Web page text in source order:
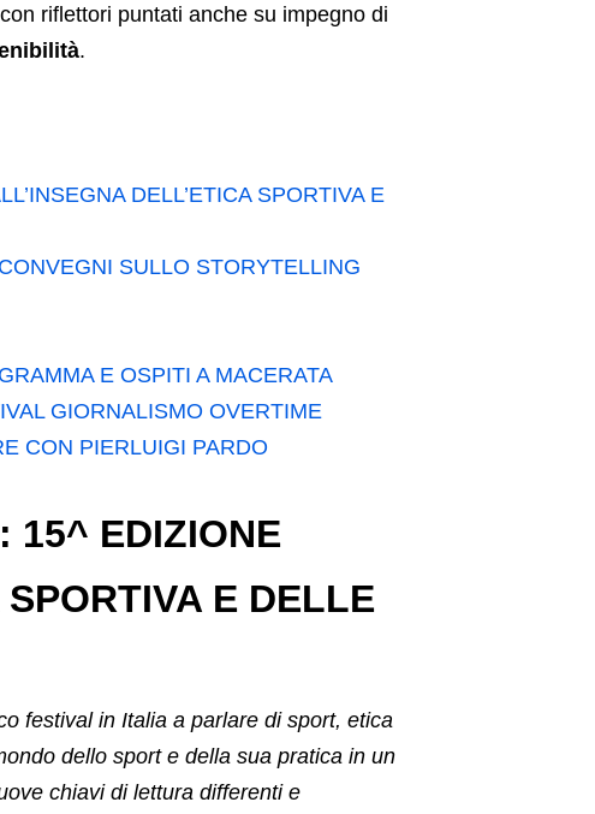
riflettori puntati anche su impegno di
.
DELL’ETICA SPORTIVA E
SULLO STORYTELLING
E OSPITI A MACERATA
GIORNALISMO OVERTIME
CON PIERLUIGI PARDO
15^ EDIZIONE
SPORTIVA E DELLE
festival in Italia a parlare di sport, etica
dello sport e della sua pratica in un
chiavi di lettura differenti e